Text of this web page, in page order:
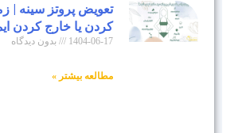
تعویض پروتز سینه |
کردن یا خارج کردن
1404-06-17 بدون دیدگاه
مطالعه بیشتر »